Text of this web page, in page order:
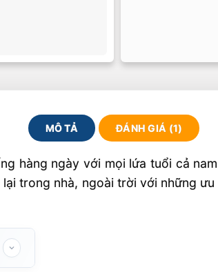
MÔ TẢ ĐÁNH GIÁ (1)
hàng ngày với mọi lứa tuổi cả
trong nhà, ngoài trời với những